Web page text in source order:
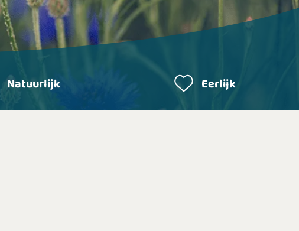
Natuurlijk Eerlijk